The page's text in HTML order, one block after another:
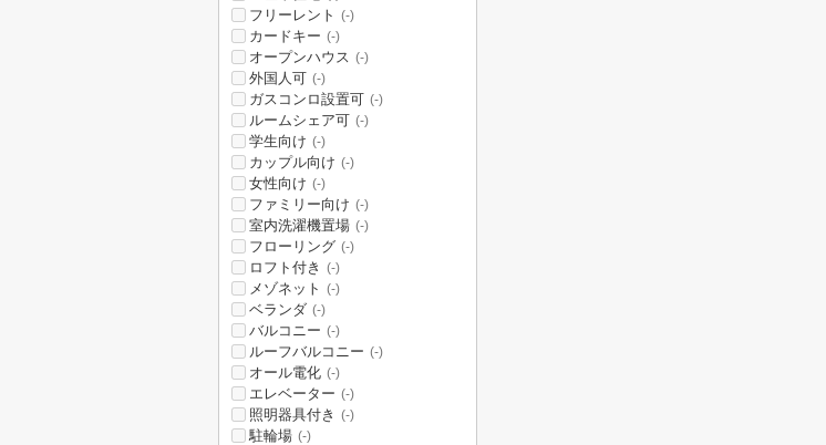
フリーレント (-)
カードキー (-)
オープンハウス (-)
外国人可 (-)
ガスコンロ設置可 (-)
ルームシェア可 (-)
学生向け (-)
カップル向け (-)
女性向け (-)
ファミリー向け (-)
室内洗濯機置場 (-)
フローリング (-)
ロフト付き (-)
メゾネット (-)
ベランダ (-)
バルコニー (-)
ルーフバルコニー (-)
オール電化 (-)
エレベーター (-)
照明器具付き (-)
駐輪場 (-)